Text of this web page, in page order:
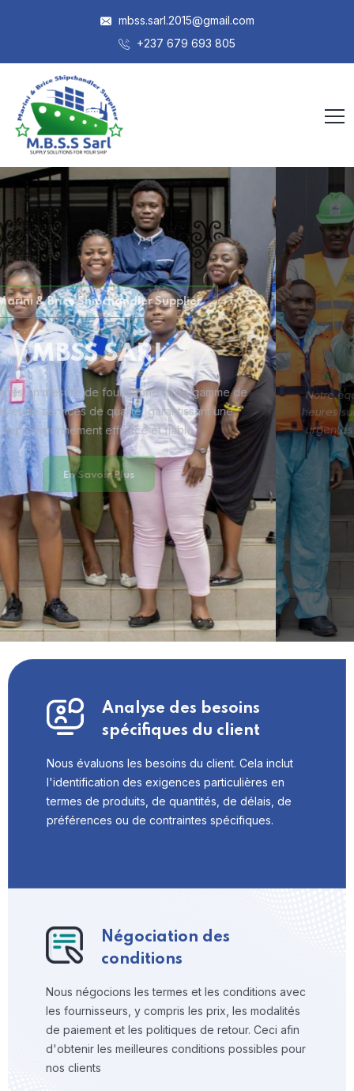
mbss.sarl.2015@gmail.com
+237 679 693 805
MBSS SARL
Disponibilité 24H / 7J
Notre équipe dévouée et expérimentée est disponible 24
heures sur 24, 7 jours sur 7,pour répondre aux demandes
urgentes et assurer une assistance personnalisée à nos
clients
Nous Contacter
Analyse des besoins
spécifiques du client
Nous évaluons les besoins du client. Cela inclut
l'identification des exigences particulières en
termes de produits, de quantités, de délais, de
préférences ou de contraintes spécifiques.
Négociation des
conditions
Nous négocions les termes et les conditions avec
les fournisseurs, y compris les prix, les modalités
de paiement et les politiques de retour. Ceci afin
d'obtenir les meilleures conditions possibles pour
nos clients